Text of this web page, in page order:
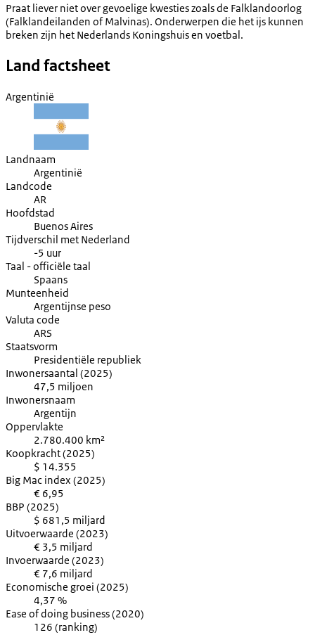
Praat liever niet over gevoelige kwesties zoals de Falklandoorlog
(Falklandeilanden of Malvinas). Onderwerpen die het ijs kunnen
breken zijn het Nederlands Koningshuis en voetbal.
Land factsheet
Argentinië
Landnaam
Argentinië
Landcode
AR
Hoofdstad
Buenos Aires
Tijdverschil met Nederland
-5 uur
Taal - officiële taal
Spaans
Munteenheid
Argentijnse peso
Valuta code
ARS
Staatsvorm
Presidentiële republiek
Inwonersaantal (2025)
47,5 miljoen
Inwonersnaam
Argentijn
Oppervlakte
2.780.400 km²
Koopkracht (2025)
$ 14.355
Big Mac index (2025)
€ 6,95
BBP (2025)
$ 681,5 miljard
Uitvoerwaarde (2023)
€ 3,5 miljard
Invoerwaarde (2023)
€ 7,6 miljard
Economische groei (2025)
4,37 %
Ease of doing business (2020)
126 (ranking)